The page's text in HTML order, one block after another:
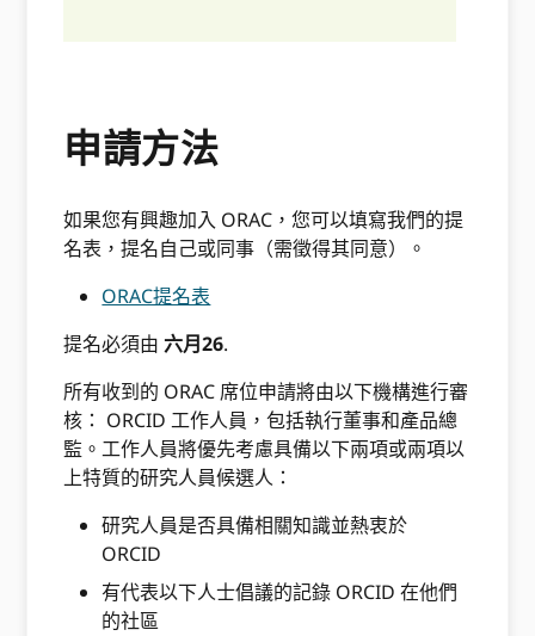
申請方法
如果您有興趣加入 ORAC，您可以填寫我們的提
名表，提名自己或同事（需徵得其同意）。
ORAC提名表
提名必須由 六月26.
所有收到的 ORAC 席位申請將由以下機構進行審
核： ORCID 工作人員，包括執行董事和產品總
監。工作人員將優先考慮具備以下兩項或兩項以
上特質的研究人員候選人：
研究人員是否具備相關知識並熱衷於
ORCID
有代表以下人士倡議的記錄 ORCID 在他們
的社區